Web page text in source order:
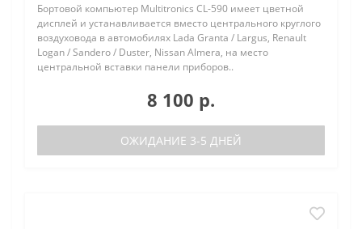
Бортовой компьютер Multitronics CL-590 имеет цветной
дисплей и устанавливается вместо центрального круглого
воздуховода в автомобилях Lada Granta / Largus, Renault
Logan / Sandero / Duster, Nissan Almera, на место
центральной вставки панели приборов..
8 100 р.
ОЖИДАНИЕ 3-5 ДНЕЙ